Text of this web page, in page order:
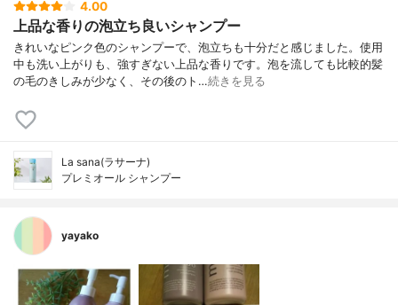
4.00
上品な香りの泡立ち良いシャンプー
きれいなピンク色のシャンプーで、泡立ちも十分だと感じました。使用
中も洗い上がりも、強すぎない上品な香りです。泡を流しても比較的髪
の毛のきしみが少なく、その後のト…続きを見る
La sana(ラサーナ)
プレミオール シャンプー
yayako